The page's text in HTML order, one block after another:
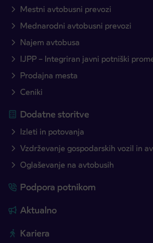
Mestni avtobusni prevozi
Mednarodni avtobusni prevozi
Najem avtobusa
IJPP – Integriran javni potniški
Prodajna mesta
Ceniki
Dodatne storitve
Izleti in potovanja
Vzdrževanje gospodarskih vozil in
Oglaševanje na avtobusih
Podpora potnikom
Aktualno
Kariera